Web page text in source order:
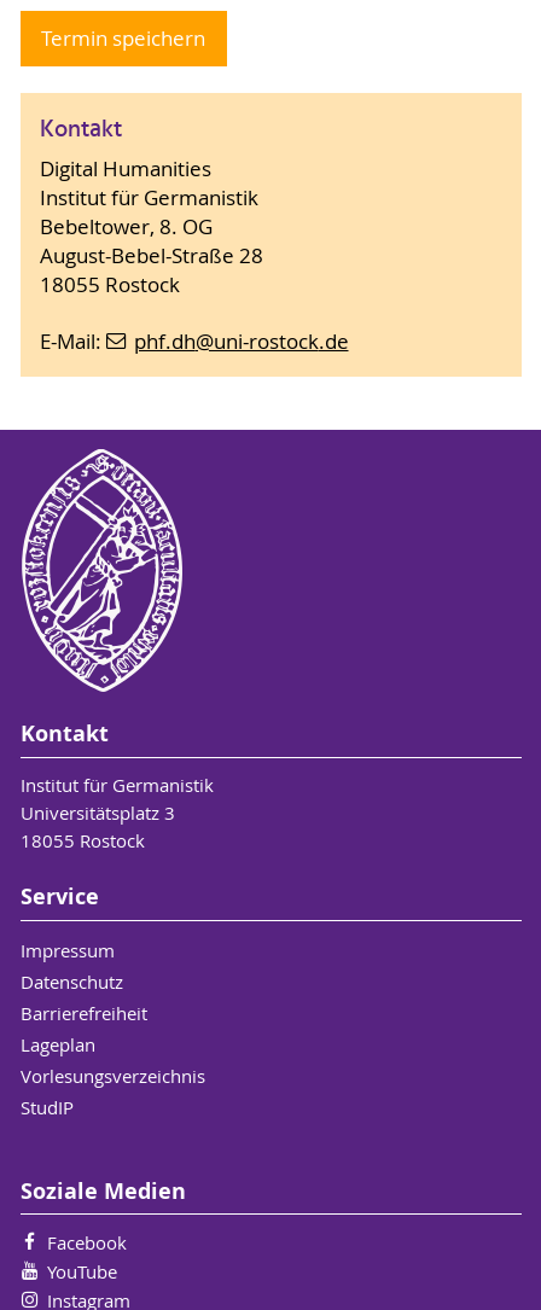
Termin speichern
Kontakt
Digital Humanities
Institut für Germanistik
Bebeltower, 8. OG
August-Bebel-Straße 28
18055 Rostock
E-Mail: phf.dh@uni-rostock.de
Kontakt
Institut für Germanistik
Universitätsplatz 3
18055 Rostock
Service
Impressum
Datenschutz
Barrierefreiheit
Lageplan
Vorlesungsverzeichnis
StudIP
Soziale Medien
Facebook
YouTube
Instagram